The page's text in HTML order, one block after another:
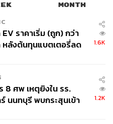
งลึกถึงต้นตอของปัญหา การ
นด้วยตาเปล่าอาจไม่เพียง
ยีระดับสูง ครอบคลุมทุกมิติ
MONTH
ราคาเริ่ม (ถูก) กว่า
หลังต้นทุนแบตเตอรี่ลด
1.6K
8 ศพ เหตุยิงใน รร.
นนทบุรี พบกระสุนเข้า
1.2K